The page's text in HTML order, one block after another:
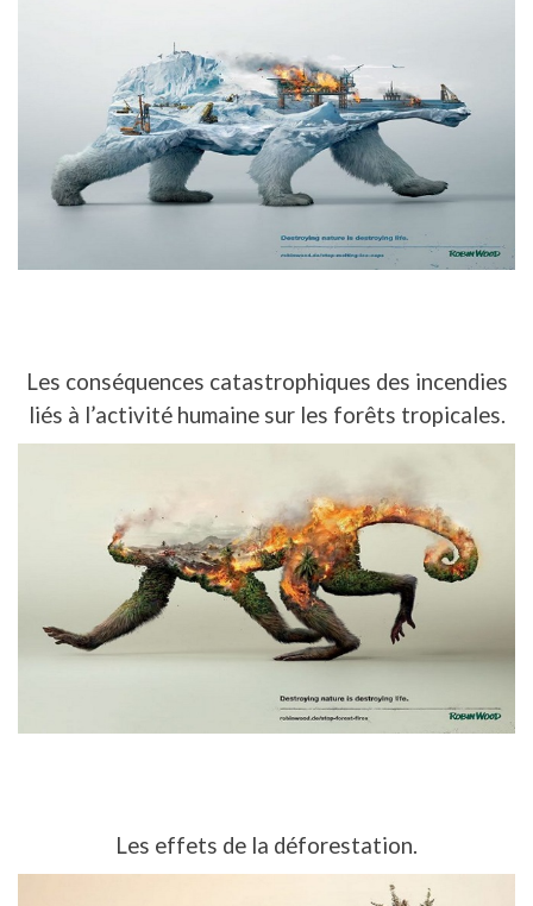
Les conséquences catastrophiques des incendies
liés à l’activité humaine sur les forêts tropicales.
Les effets de la déforestation.